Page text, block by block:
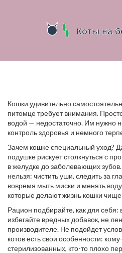
Кошки удивительно
питомце требует внимания.
водой — недостаточно. Им нужно
контроль здоровья и немного
Зачем кошке специальный уход?
подушке рискует столкнуться с
в желудке до заболевающих
нельзя: чистить уши, следить за
вовремя мыть миски и менять
которые делают жизнь кошки
Рацион подбирайте, как для себя:
избегайте вредных добавок, не
производителе. Не подойдет
котов есть свои особенности:
стерилизованных, кто-то плохо